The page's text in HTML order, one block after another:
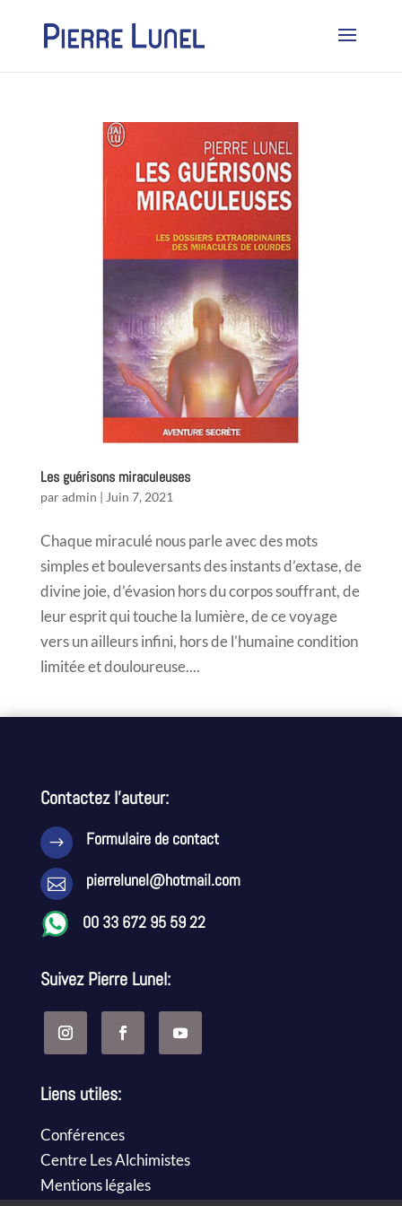
Les guérisons miraculeuses
paradmin | Juin 7, 2021
Chaque miraculé nous parle avec des mots
simples et bouleversants des instants d’extase, de
divine joie, d’évasion hors du corpos souffrant, de
leur esprit qui touche la lumière, de ce voyage
vers un ailleurs infini, hors de l’humaine condition
limitée et douloureuse....
Contactez l’auteur:
$ Formulaire de contact
 pierrelunel@hotmail.com
00 33 672 95 59 22
Suivez Pierre Lunel:
Liens utiles:
Conférences
Centre Les Alchimistes
Mentions légales